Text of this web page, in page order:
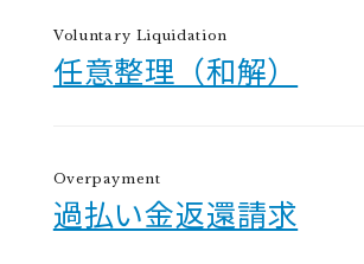
Voluntary Liquidation
任意整理（和解）
Overpayment
過払い金返還請求